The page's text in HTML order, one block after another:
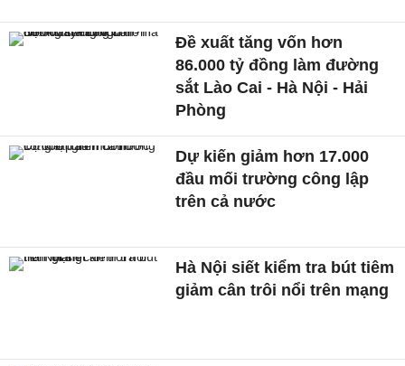
Đề xuất tăng vốn hơn
86.000 tỷ đồng làm đường
sắt Lào Cai - Hà Nội - Hải
Phòng
Dự kiến giảm hơn 17.000
đầu mối trường công lập
trên cả nước
Hà Nội siết kiểm tra bút tiêm
giảm cân trôi nổi trên mạng